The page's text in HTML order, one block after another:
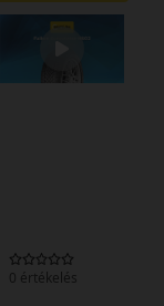
0 értékelés